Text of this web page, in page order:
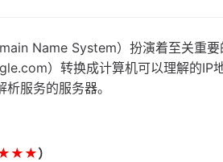
Name System）扮演着至关重
）转换成计算机可以理解的IP
服务的服务器。
）